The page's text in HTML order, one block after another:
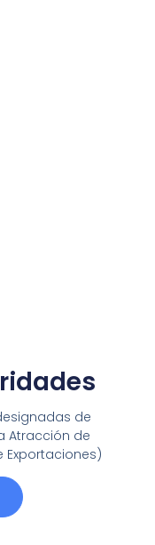
de
Atracción de
Exportaciones)